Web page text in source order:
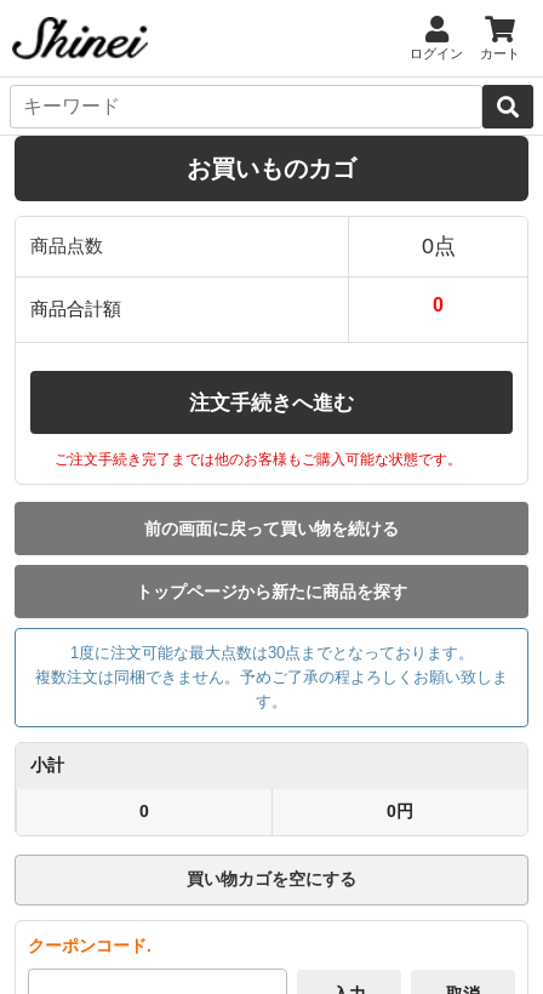
ログイン カート
お買いものカゴ
商品点数 0点
商品合計額 0
注文手続きへ進む
ご注文手続き完了までは他のお客様もご購入可能な状態です。
前の画面に戻って買い物を続ける
トップページから新たに商品を探す
1度に注文可能な最大点数は30点までとなっております。
複数注文は同梱できません。予めご了承の程よろしくお願い致しま
す。
小計
0 0円
買い物カゴを空にする
クーポンコード.